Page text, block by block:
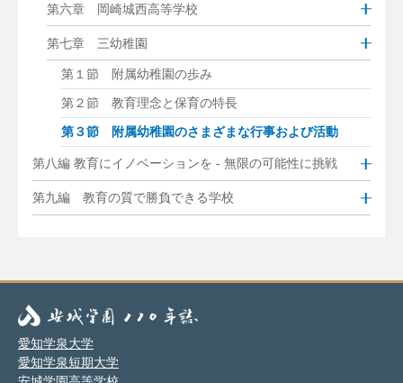
第六章 岡崎城西高等学校
第七章 三幼稚園
第１節 附属幼稚園の歩み
第２節 教育理念と保育の特長
第３節 附属幼稚園のさまざまな行事および活動
第八編 教育にイノベーションを - 無限の可能性に挑戦
第九編 教育の質で勝負できる学校
愛知学泉大学
愛知学泉短期大学